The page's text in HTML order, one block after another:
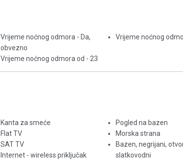
Vrijeme noćnog odmora - Da,
obvezno
Vrijeme noćnog odmora od - 23
Vrijeme noćnog
Kanta za smeće
Flat TV
SAT TV
Internet - wireless priključak
Pogled na bazen
Morska strana
Bazen, negrijani,
slatkovodni